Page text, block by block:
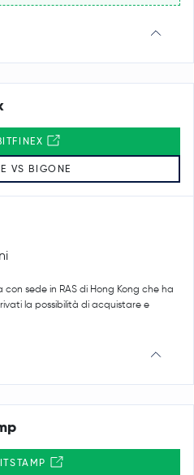
sede in RAS di Hong Kong che ha
la possibilità di acquistare e
VS BIGONE